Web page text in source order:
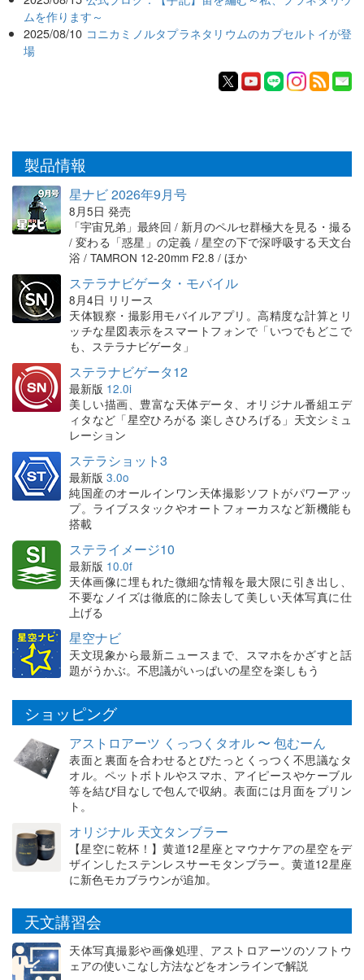
ムを作ります～
2025/08/10 コニカミノルタプラネタリウムのカプセルトイが登
場
製品情報
星ナビ 2026年9月号
8月5日 発売
「宇宙兄弟」最終回 / 新月のペルセ群極大を見る・撮る
/ 変わる「惑星」の定義 / 星空の下で深呼吸する天文台
浴 / TAMRON 12-20mm F2.8 / ほか
ステラナビゲータ・モバイル
8月4日 リリース
天体観察・撮影用モバイルアプリ。高精度な計算とリ
ッチな星図表示をスマートフォンで「いつでもどこで
も、ステラナビゲータ」
ステラナビゲータ12
最新版 12.0i
美しい描画、豊富な天体データ、オリジナル番組エデ
ィタなど「星空ひろがる 楽しさひろげる」天文シミュ
レーション
ステラショット3
最新版 3.0o
純国産のオールインワン天体撮影ソフトがパワーアッ
プ。ライブスタックやオートフォーカスなど新機能も
搭載
ステライメージ10
最新版 10.0f
天体画像に埋もれた微細な情報を最大限に引き出し、
不要なノイズは徹底的に除去して美しい天体写真に仕
上げる
星空ナビ
天文現象から最新ニュースまで、スマホをかざすと話
題がうかぶ。不思議がいっぱいの星空を楽しもう
ショッピング
アストロアーツ くっつくタオル 〜 包むーん
表面と裏面を合わせるとぴたっとくっつく不思議なタ
オル。ペットボトルやスマホ、アイピースやケーブル
等を結び目なしで包んで収納。表面には月面をプリン
ト。
オリジナル 天文タンブラー
【星空に乾杯！】黄道12星座とマウナケアの星空をデ
ザインしたステンレスサーモタンブラー。黄道12星座
に新色モカブラウンが追加。
天文講習会
天体写真撮影や画像処理、アストロアーツのソフトウ
ェアの使いこなし方法などをオンラインで解説